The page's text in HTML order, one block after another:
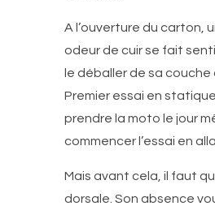
A l’ouverture du carton,
odeur de cuir se fait
le déballer de sa
Premier essai en
prendre la moto le jour
commencer l’essai en
Mais avant cela, il faut
dorsale. Son absence